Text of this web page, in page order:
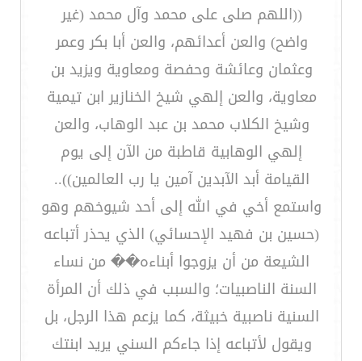
((اللهم صلى على محمد وآل محمد (غير
واضح) والعن أعدائهم، والعن أبا بكر وعمر
وعثمان وعائشة وحفصة ومعاوية ويزيد بن
معاوية، والعن إلهي شيخ الخنازير ابن تيمية
وشيخ الكلاب محمد بن عبد الوهاب، والعن
إلهي الوهابية قاطبة من الآن إلى يوم
القيامة أبد الآبدين آمين يا رب العالمين))..
واستمع أخي في الله إلى أحد شيوخهم وهو
(حسين بن فهيد الإحسائي) الذي يحذر أتباعه
الشيعة من أن يزوجوا أبناءه�� من نساء
السنة الناصبيات؛ والسبب في ذلك أن المرأة
السنية ناصبية خبيثة، كما يزعم هذا الرجل، بل
ويقول لأتباعه إذا جاءكم السني يريد ابنتك